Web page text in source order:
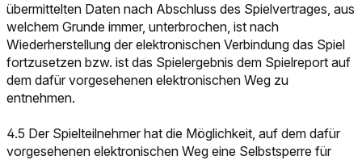
übermittelten Daten nach Abschluss des Spielvertrages, aus
welchem Grunde immer, unterbrochen, ist nach
Wiederherstellung der elektronischen Verbindung das Spiel
fortzusetzen bzw. ist das Spielergebnis dem Spielreport auf
dem dafür vorgesehenen elektronischen Weg zu
entnehmen.
4.5 Der Spielteilnehmer hat die Möglichkeit, auf dem dafür
vorgesehenen elektronischen Weg eine Selbstsperre für